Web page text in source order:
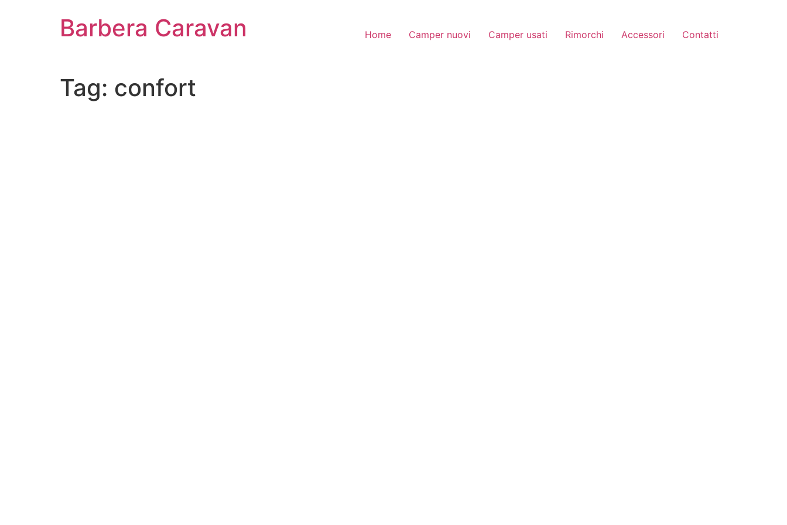
Barbera Caravan Home Camper nuovi Camper usati Rimorchi Accessori Contatti
Tag: confort